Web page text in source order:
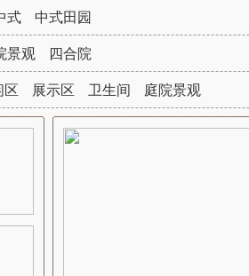
式 中式田园
景观 四合院
区 展示区 卫生间 庭院景观